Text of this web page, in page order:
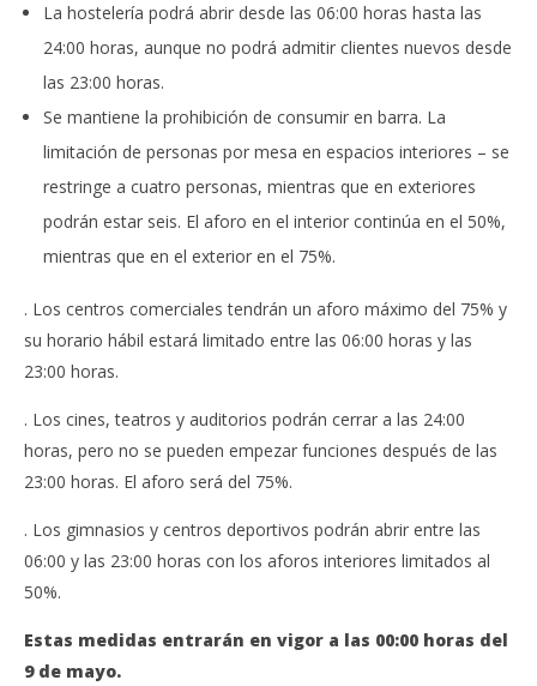
La hostelería podrá abrir desde las 06:00 horas hasta las
24:00 horas, aunque no podrá admitir clientes nuevos desde
las 23:00 horas.
Se mantiene la prohibición de consumir en barra. La
limitación de personas por mesa en espacios interiores – se
restringe a cuatro personas, mientras que en exteriores
podrán estar seis. El aforo en el interior continúa en el 50%,
mientras que en el exterior en el 75%.
. Los centros comerciales tendrán un aforo máximo del 75% y
su horario hábil estará limitado entre las 06:00 horas y las
23:00 horas.
. Los cines, teatros y auditorios podrán cerrar a las 24:00
horas, pero no se pueden empezar funciones después de las
23:00 horas. El aforo será del 75%.
. Los gimnasios y centros deportivos podrán abrir entre las
06:00 y las 23:00 horas con los aforos interiores limitados al
50%.
Estas medidas entrarán en vigor a las 00:00 horas del
9 de mayo.